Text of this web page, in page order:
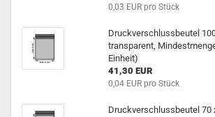
0,03 EUR pro Stück
Druck­ver­schluss­beu­tel
trans­pa­rent,
Ein­heit)
41,30 EUR
0,04 EUR pro Stück
Druck­ver­schluss­beu­tel 70